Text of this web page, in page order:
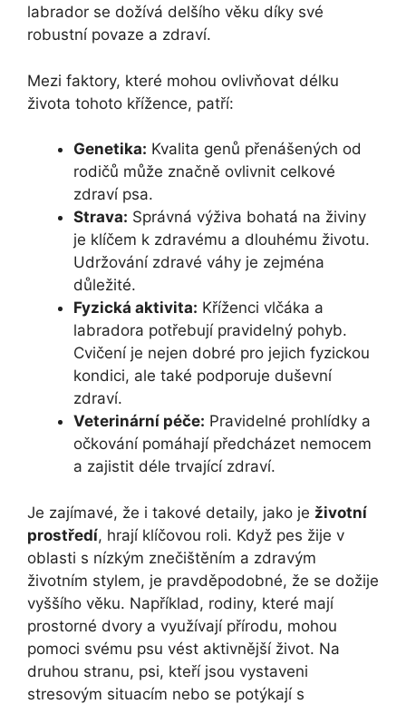
labrador se dožívá delšího věku díky své
robustní povaze a zdraví.
Mezi faktory, které mohou ovlivňovat délku
života tohoto křížence, patří:
Genetika: Kvalita genů přenášených od
rodičů může značně ovlivnit celkové
zdraví psa.
Strava: Správná výživa bohatá na živiny
je klíčem k zdravému a dlouhému životu.
Udržování zdravé váhy je zejména
důležité.
Fyzická aktivita: Kříženci vlčáka a
labradora potřebují pravidelný pohyb.
Cvičení je nejen dobré pro jejich fyzickou
kondici, ale také podporuje duševní
zdraví.
Veterinární péče: Pravidelné prohlídky a
očkování pomáhají předcházet nemocem
a zajistit déle trvající zdraví.
Je zajímavé, že i takové detaily, jako je životní
prostředí, hrají klíčovou roli. Když pes žije v
oblasti s nízkým znečištěním a zdravým
životním stylem, je pravděpodobné, že se dožije
vyššího věku. Například, rodiny, které mají
prostorné dvory a využívají přírodu, mohou
pomoci svému psu vést aktivnější život. Na
druhou stranu, psi, kteří jsou vystaveni
stresovým situacím nebo se potýkají s